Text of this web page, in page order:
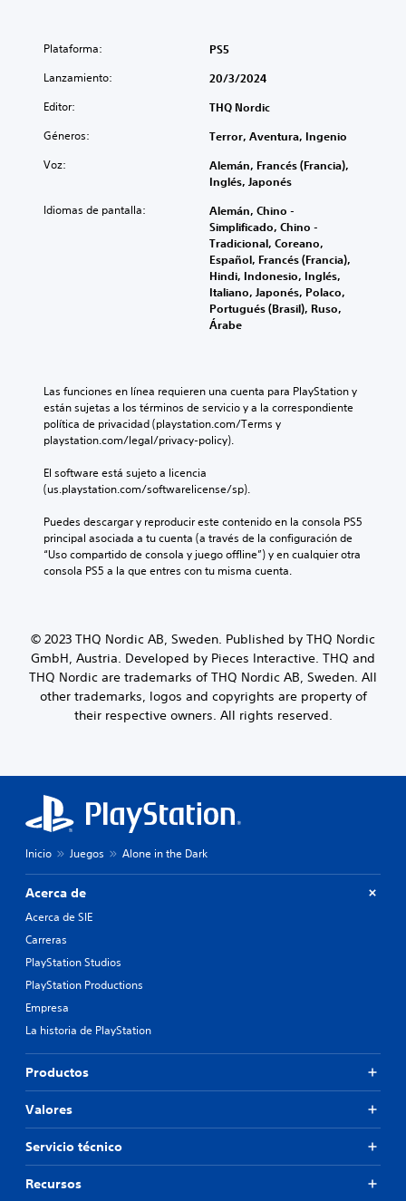
Plataforma: PS5
Lanzamiento: 20/3/2024
Editor: THQ Nordic
Géneros: Terror, Aventura, Ingenio
Voz:
Alemán, Francés (Francia),
Inglés, Japonés
Idiomas de pantalla:
Alemán, Chino -
Simplificado, Chino -
Tradicional, Coreano,
Español, Francés (Francia),
Hindi, Indonesio, Inglés,
Italiano, Japonés, Polaco,
Portugués (Brasil), Ruso,
Árabe
Las funciones en línea requieren una cuenta para PlayStation y
están sujetas a los términos de servicio y a la correspondiente
política de privacidad (playstation.com/Terms y
playstation.com/legal/privacy-policy).
El software está sujeto a licencia
(us.playstation.com/softwarelicense/sp).
Puedes descargar y reproducir este contenido en la consola PS5
principal asociada a tu cuenta (a través de la configuración de
“Uso compartido de consola y juego offline”) y en cualquier otra
consola PS5 a la que entres con tu misma cuenta.
© 2023 THQ Nordic AB, Sweden. Published by THQ Nordic
GmbH, Austria. Developed by Pieces Interactive. THQ and
THQ Nordic are trademarks of THQ Nordic AB, Sweden. All
other trademarks, logos and copyrights are property of
their respective owners. All rights reserved.
Inicio Juegos Alone in the Dark
Acerca de
Acerca de SIE
Carreras
PlayStation Studios
PlayStation Productions
Empresa
La historia de PlayStation
Productos
Valores
Servicio técnico
Recursos